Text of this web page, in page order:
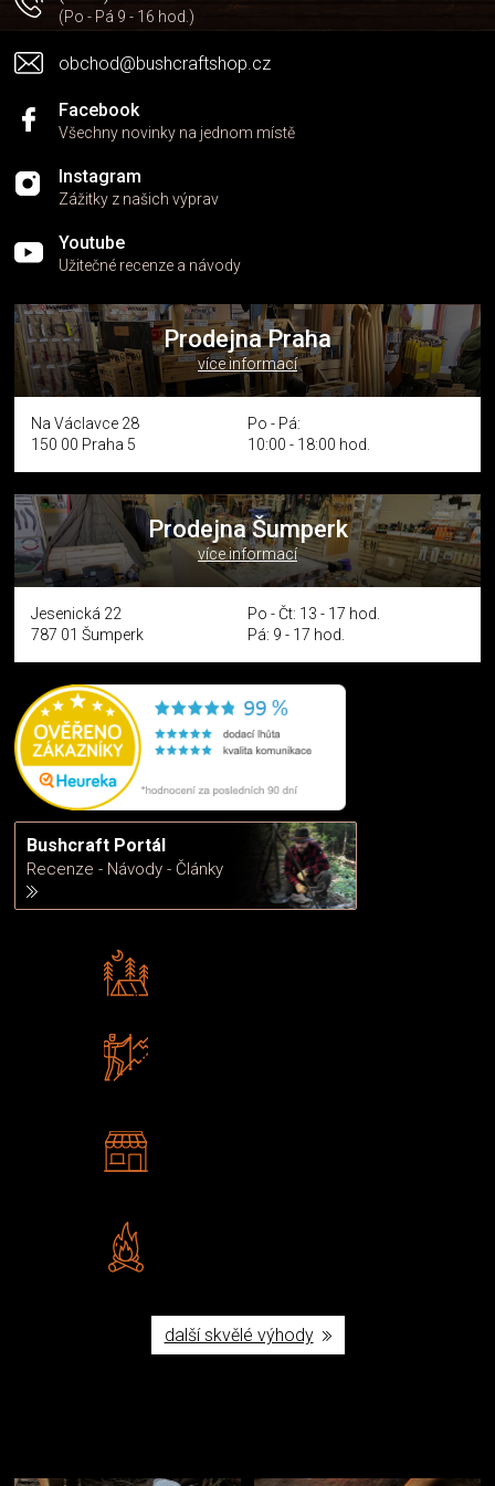
(Po - Pá 9 - 16 hod.)
obchod@bushcraftshop.cz
Facebook
Všechny novinky na jednom místě
Instagram
Zážitky z našich výprav
Youtube
Užitečné recenze a návody
Prodejna Praha
více informací
Na Václavce 28
150 00 Praha 5
Po - Pá:
10:00 - 18:00 hod.
Prodejna Šumperk
více informací
Jesenická 22
787 01 Šumperk
Po - Čt: 13 - 17 hod.
Pá: 9 - 17 hod.
Bushcraft Portál
Recenze - Návody - Články
další skvělé výhody